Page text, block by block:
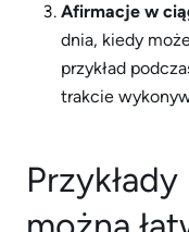
Afirmacje w
dnia, kiedy
przykład
trakcie